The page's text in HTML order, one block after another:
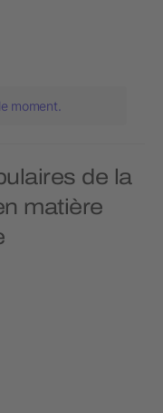
moment.
de la
matière